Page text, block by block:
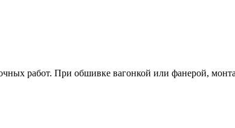
работ. При обшивке вагонкой или фанерой,